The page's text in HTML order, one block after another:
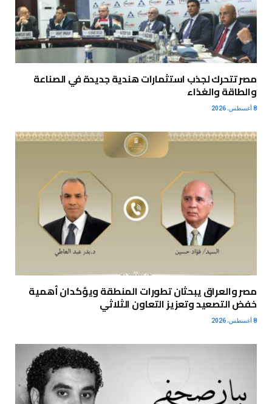
مصر تتحرك لجذب استثمارات هندية جديدة في الصناعة
والطاقة والغذاء
8 أغسطس، 2026
مصر والعراق يبحثان تطورات المنطقة ويؤكدان أهمية
خفض التصعيد وتعزيز التعاون الثلاثي
8 أغسطس، 2026